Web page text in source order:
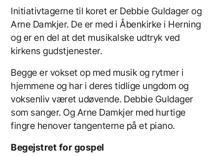
Initiativtagerne til koret er Debbie Guldager og
Arne Damkjer. De er med i Åbenkirke i Herning
og er en del at det musikalske udtryk ved
kirkens gudstjenester.
Begge er vokset op med musik og rytmer i
hjemmene og har i deres tidlige ungdom og
voksenliv været udøvende. Debbie Guldager
som sanger. Og Arne Damkjer med hurtige
fingre henover tangenterne på et piano.
Begejstret for gospel